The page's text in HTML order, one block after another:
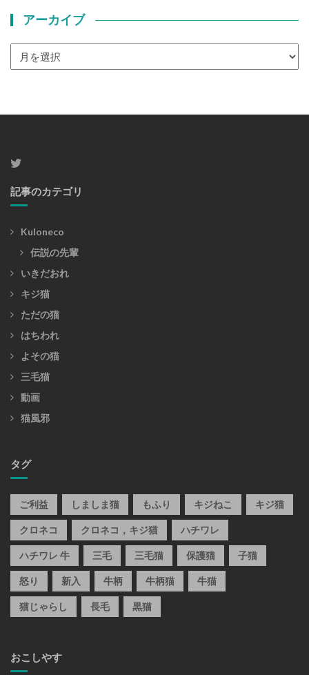
アーカイブ
記事のカテゴリ
Kuloneco
伝説の先輩
いきだおれ
キジ猫
ただの猫
はちわれ
よその猫
三毛猫
動画
猫風邪
タグ
ご利益 しましま猫 もふり キジねこ キジ猫
クロネコ クロネコ，キジ猫 ハチワレ
ハチワレ 牛 三毛 三毛猫 保護猫 子猫
怒り 新入 牛柄 牛柄猫 牛猫
猫じゃらし 長毛 黒猫
おこしやす